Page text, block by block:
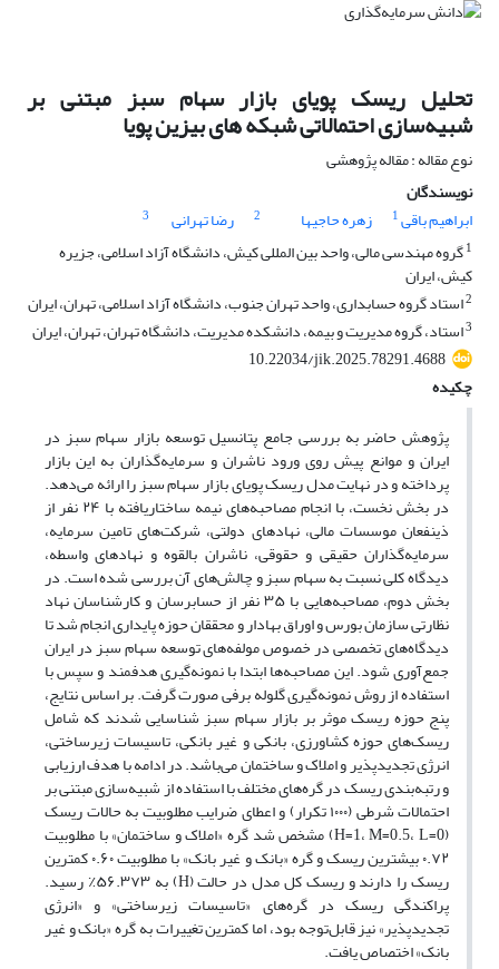
تحلیل ریسک پویای بازار سهام سبز مبتنی بر
شبیه‌سازی احتمالاتی شبکه های بیزین پویا
نوع مقاله : مقاله پژوهشی
نویسندگان
ابراهیم باقی1 زهره حاجیها 2 رضا تهرانی
3
1گروه مهندسی مالی، واحد بین المللی کیش، دانشگاه آزاد اسلامی، جزیره
کیش، ایران
2استاد گروه حسابداری، واحد تهران جنوب، دانشگاه آزاد اسلامی، تهران، ایران
3استاد، گروه مدیریت و بیمه، دانشکده مدیریت، دانشگاه تهران، تهران، ایران
10.22034/jik.2025.78291.4688
چکیده
پژوهش حاضر به بررسی جامع پتانسیل توسعه بازار سهام سبز در
ایران و موانع پیش روی ورود ناشران و سرمایه‌گذاران به این بازار
پرداخته و در نهایت مدل ریسک پویای بازار سهام سبز را ارائه می‌دهد.
در بخش نخست، با انجام مصاحبه‌های نیمه ساختاریافته با ۲۴ نفر از
ذینفعان موسسات مالی، نهادهای دولتی، شرکت‌های تامین سرمایه،
سرمایه‌گذاران حقیقی و حقوقی، ناشران بالقوه و نهادهای واسطه،
دیدگاه کلی نسبت به سهام سبز و چالش‌های آن بررسی شده است. در
بخش دوم، مصاحبه‌هایی با ۳۵ نفر از حسابرسان و کارشناسان نهاد
نظارتی سازمان بورس و اوراق بهادار و محققان حوزه پایداری انجام شد تا
دیدگاه‌های تخصصی در خصوص مولفه‌های توسعه سهام سبز در ایران
جمع‌آوری شود. این مصاحبه‌ها ابتدا با نمونه‌گیری هدفمند و سپس با
استفاده از روش نمونه‌گیری گلوله برفی صورت گرفت. بر اساس نتایج،
پنج حوزه ریسک موثر بر بازار سهام سبز شناسایی شدند که شامل
ریسک‌های حوزه کشاورزی، بانکی و غیر بانکی، تاسیسات زیرساختی،
انرژی تجدیدپذیر و املاک و ساختمان می‌باشد. در ادامه با هدف ارزیابی
و رتبه‌بندی ریسک در گره‌های مختلف با استفاده از شبیه‌سازی مبتنی بر
احتمالات شرطی (۱۰۰۰ تکرار) و اعطای ضرایب مطلوبیت به حالات ریسک
(H=1، M=0.5، L=0) مشخص شد گره «املاک و ساختمان» با مطلوبیت
۰.۷۲ بیشترین ریسک و گره «بانک و غیر بانک» با مطلوبیت ۰.۶۰ کمترین
ریسک را دارند و ریسک کل مدل در حالت (H) به ۵۶.۳۷۳٪ رسید.
پراکندگی ریسک در گره‌های «تاسیسات زیرساختی» و «انرژی
تجدیدپذیر» نیز قابل‌توجه بود، اما کمترین تغییرات به گره «بانک و غیر
بانک» اختصاص یافت.